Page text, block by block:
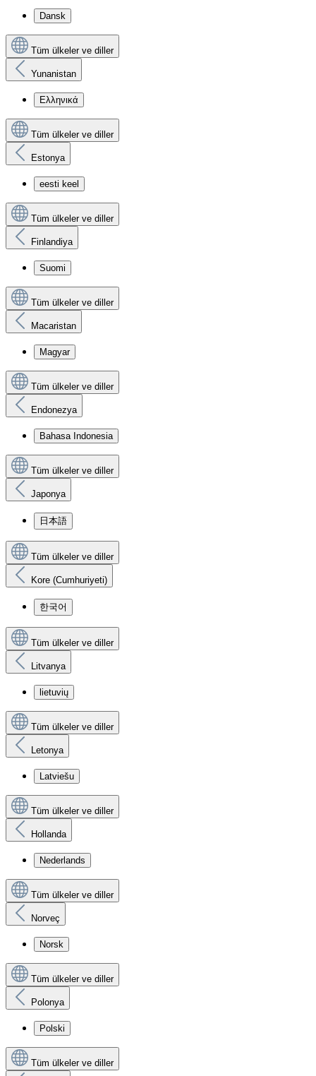
Dansk
Tüm ülkeler ve diller
Yunanistan
Ελληνικά
Tüm ülkeler ve diller
Estonya
eesti keel
Tüm ülkeler ve diller
Finlandiya
Suomi
Tüm ülkeler ve diller
Macaristan
Magyar
Tüm ülkeler ve diller
Endonezya
Bahasa Indonesia
Tüm ülkeler ve diller
Japonya
日本語
Tüm ülkeler ve diller
Kore (Cumhuriyeti)
한국어
Tüm ülkeler ve diller
Litvanya
lietuvių
Tüm ülkeler ve diller
Letonya
Latviešu
Tüm ülkeler ve diller
Hollanda
Nederlands
Tüm ülkeler ve diller
Norveç
Norsk
Tüm ülkeler ve diller
Polonya
Polski
Tüm ülkeler ve diller